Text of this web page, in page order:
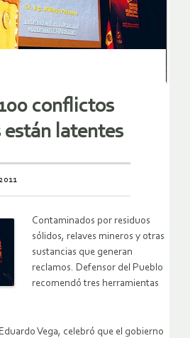
conflictos
están latentes
Contaminados por residuos
sólidos, relaves mineros y otras
sustancias que generan
reclamos. Defensor del Pueblo
recomendó tres herramientas
Vega, celebró que el gobierno